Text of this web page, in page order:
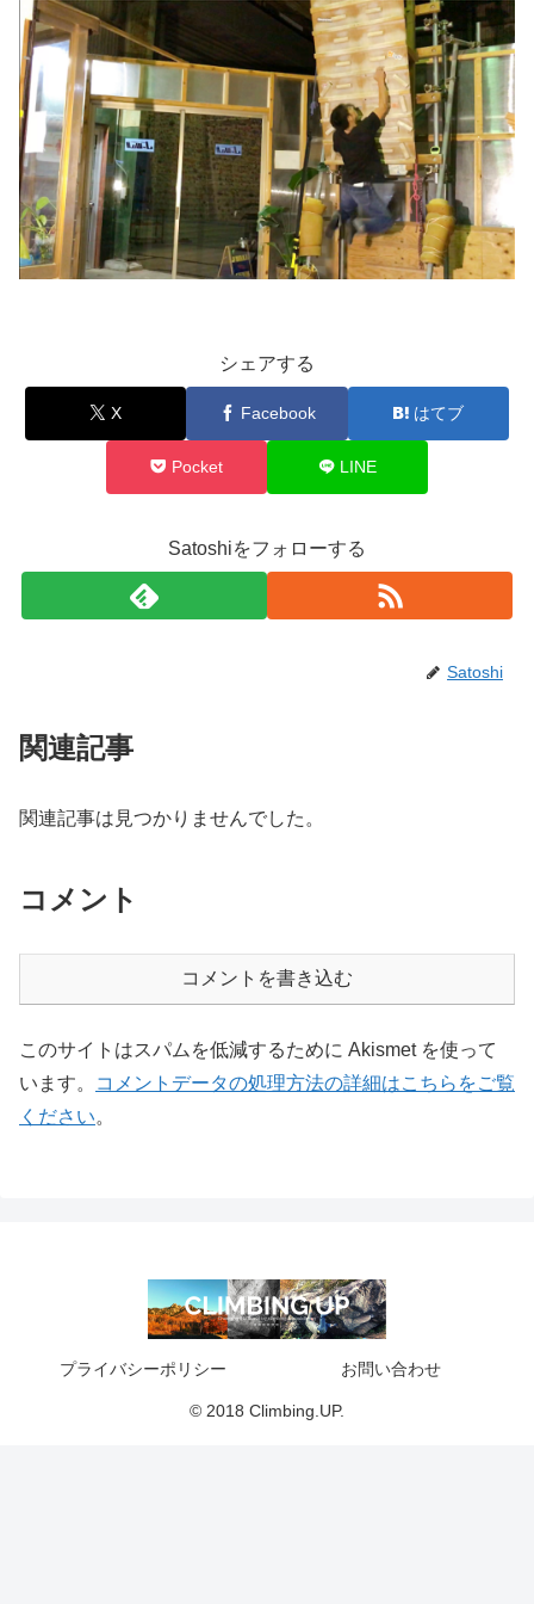
シェアする
X Facebook はてブ
Pocket LINE
Satoshiをフォローする
Satoshi
関連記事
関連記事は見つかりませんでした。
コメント
コメントを書き込む
このサイトはスパムを低減するために Akismet を使って
います。
コメントデータの処理方法の詳細はこちらをご覧
ください。
プライバシーポリシー お問い合わせ
© 2018 Climbing.UP.